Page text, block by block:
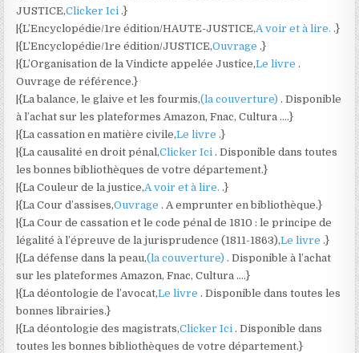
JUSTICE,Clicker Ici.}
|{L’Encyclopédie/1re édition/HAUTE-JUSTICE,A voir et à lire..}
|{L’Encyclopédie/1re édition/JUSTICE,Ouvrage.}
|{L’Organisation de la Vindicte appelée Justice,Le livre.
Ouvrage de référence.}
|{La balance, le glaive et les fourmis,(la couverture). Disponible
à l’achat sur les plateformes Amazon, Fnac, Cultura ….}
|{La cassation en matière civile,Le livre.}
|{La causalité en droit pénal,Clicker Ici. Disponible dans toutes
les bonnes bibliothèques de votre département.}
|{La Couleur de la justice,A voir et à lire..}
|{La Cour d’assises,Ouvrage. A emprunter en bibliothèque.}
|{La Cour de cassation et le code pénal de 1810 : le principe de
légalité à l’épreuve de la jurisprudence (1811-1863),Le livre.}
|{La défense dans la peau,(la couverture). Disponible à l’achat
sur les plateformes Amazon, Fnac, Cultura ….}
|{La déontologie de l’avocat,Le livre. Disponible dans toutes les
bonnes librairies.}
|{La déontologie des magistrats,Clicker Ici. Disponible dans
toutes les bonnes bibliothèques de votre département.}